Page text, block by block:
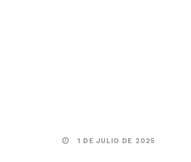
1 DE JULIO DE 2025